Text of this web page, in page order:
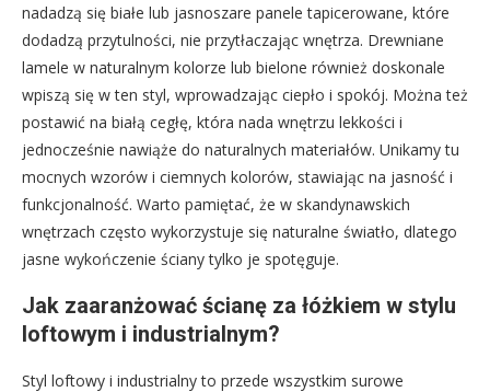
nadadzą się białe lub jasnoszare panele tapicerowane, które
dodadzą przytulności, nie przytłaczając wnętrza. Drewniane
lamele w naturalnym kolorze lub bielone również doskonale
wpiszą się w ten styl, wprowadzając ciepło i spokój. Można też
postawić na białą cegłę, która nada wnętrzu lekkości i
jednocześnie nawiąże do naturalnych materiałów. Unikamy tu
mocnych wzorów i ciemnych kolorów, stawiając na jasność i
funkcjonalność. Warto pamiętać, że w skandynawskich
wnętrzach często wykorzystuje się naturalne światło, dlatego
jasne wykończenie ściany tylko je spotęguje.
Jak zaaranżować ścianę za łóżkiem w stylu
loftowym i industrialnym?
Styl loftowy i industrialny to przede wszystkim surowe